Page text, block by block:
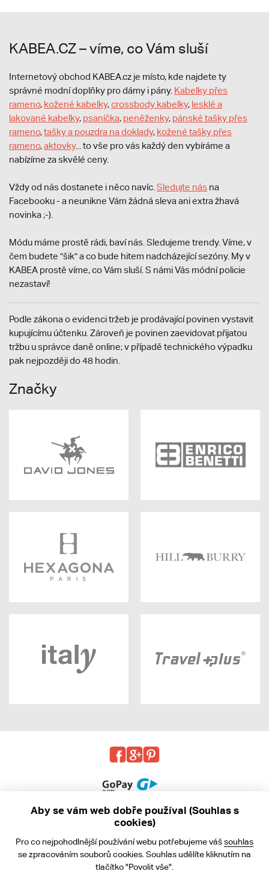
KABEA.CZ – víme, co Vám sluší
Internetový obchod KABEA.cz je místo, kde najdete ty
správné modní doplňky pro dámy i pány. Kabelky přes
rameno, kožené kabelky,crossbody kabelky, lesklé a
lakované kabelky, psaníčka, peněženky, pánské tašky přes
rameno,tašky a pouzdra na doklady, kožené tašky přes
rameno,aktovky... to vše pro vás každý den vybíráme a
nabízíme za skvělé ceny.
Vždy od nás dostanete i něco navíc. Sledujte nás na
Facebooku - a neunikne Vám žádná sleva ani extra žhavá
novinka ;-).
Módu máme prostě rádi, baví nás. Sledujeme trendy. Víme, v
čem budete "šik" a co bude hitem nadcházející sezóny. My v
KABEA prostě víme, co Vám sluší. S námi Vás módní policie
nezastaví!
Podle zákona o evidenci tržeb je prodávající povinen vystavit
kupujícímu účtenku. Zároveň je povinen zaevidovat přijatou
tržbu u správce daně online; v případě technického výpadku
pak nejpozději do 48 hodin.
Značky
Obchodní podmínky
Ochrana osobních údajů
Aby se vám web dobře používal (Souhlas s
cookies)
Pro co nejpohodlnější používání webu potřebujeme vášsouhlas
se zpracováním souborů cookies. Souhlas udělíte kliknutím na
tlačítko "Povolit vše".